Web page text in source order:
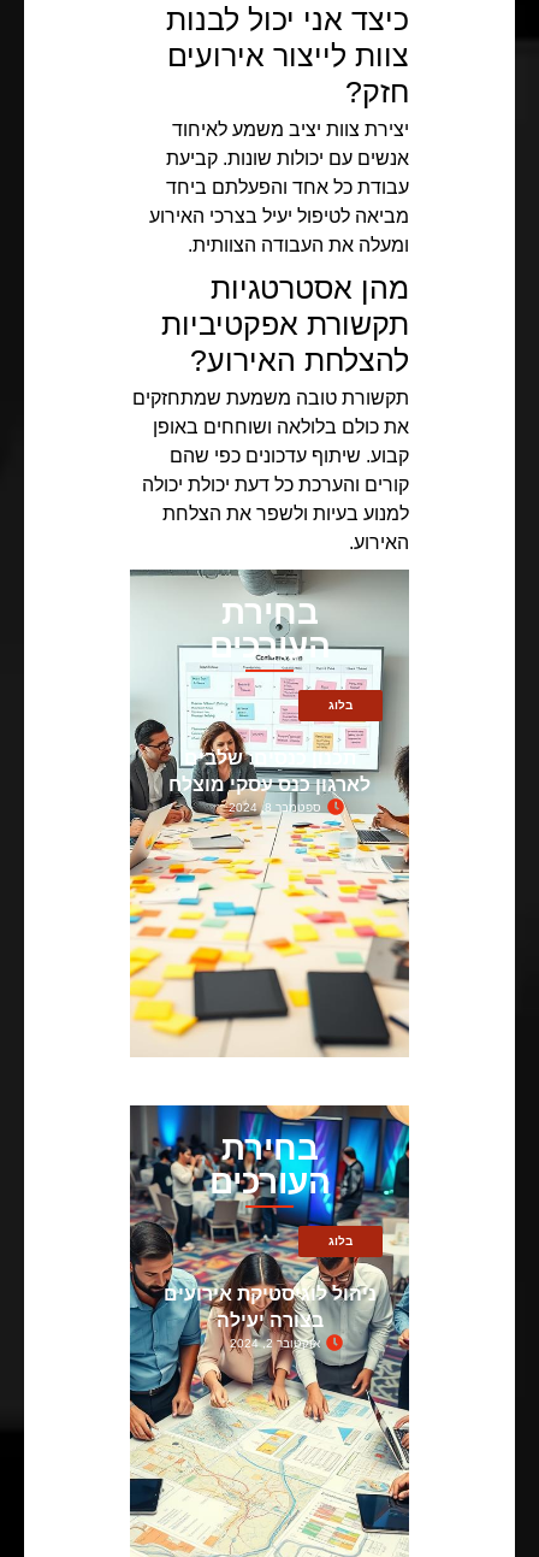
כיצד אני יכול לבנות
צוות לייצור אירועים
חזק?
יצירת צוות יציב משמע לאיחוד
אנשים עם יכולות שונות. קביעת
עבודת כל אחד והפעלתם ביחד
מביאה לטיפול יעיל בצרכי האירוע
ומעלה את העבודה הצוותית.
מהן אסטרטגיות
תקשורת אפקטיביות
להצלחת האירוע?
תקשורת טובה משמעת שמתחזקים
את כולם בלולאה ושוחחים באופן
קבוע. שיתוף עדכונים כפי שהם
קורים והערכת כל דעת יכולת יכולה
למנוע בעיות ולשפר את הצלחת
האירוע.
בחירת
העורכים
בלוג
תכנון כנסים: שלבים
לארגון כנס עסקי מוצלח
ספטמבר 8, 2024
בחירת
העורכים
בלוג
ניהול לוגיסטיקת אירועים
בצורה יעילה
אוקטובר 2, 2024